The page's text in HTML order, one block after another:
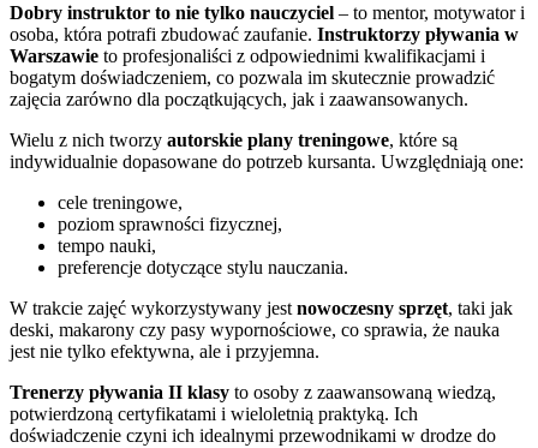
Dobry instruktor to nie tylko nauczyciel – to mentor, motywator i
osoba, która potrafi zbudować zaufanie. Instruktorzy pływania w
Warszawie to profesjonaliści z odpowiednimi kwalifikacjami i
bogatym doświadczeniem, co pozwala im skutecznie prowadzić
zajęcia zarówno dla początkujących, jak i zaawansowanych.
Wielu z nich tworzy autorskie plany treningowe, które są
indywidualnie dopasowane do potrzeb kursanta. Uwzględniają one:
cele treningowe,
poziom sprawności fizycznej,
tempo nauki,
preferencje dotyczące stylu nauczania.
W trakcie zajęć wykorzystywany jest nowoczesny sprzęt, taki jak
deski, makarony czy pasy wypornościowe, co sprawia, że nauka
jest nie tylko efektywna, ale i przyjemna.
Trenerzy pływania II klasy to osoby z zaawansowaną wiedzą,
potwierdzoną certyfikatami i wieloletnią praktyką. Ich
doświadczenie czyni ich idealnymi przewodnikami w drodze do